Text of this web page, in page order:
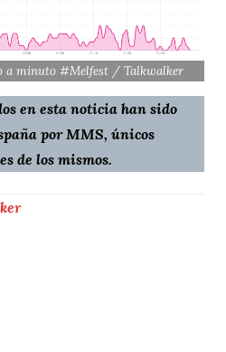
a minuto #Melfest / Talkwalker
en esta noticia han sido
por MMS, únicos
de los mismos.